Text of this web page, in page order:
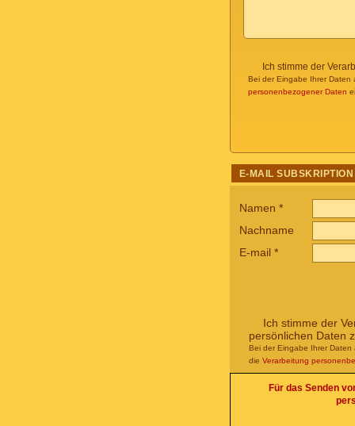
Ich stimme der
Bei der Eingabe Ihrer Daten
personenbezogener Daten
E-MAIL SUBSKRIPTION
Namen *
Nachname
E-mail *
Ich stimme der
persönlichen Daten
Bei der Eingabe Ihrer Daten
die Verarbeitung
Für das Senden